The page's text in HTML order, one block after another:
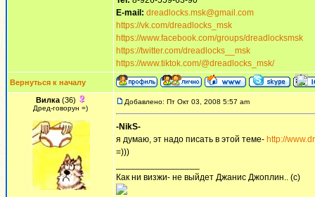
E-mail: dreadlocks.msk@gmail.com
https://vk.com/dreadlocks_msk
https://www.facebook.com/groups/dreadlocksmsk
https://twitter.com/dreadlocks__msk
https://www.tiktok.com/@dreadlocks_msk/
Вернуться к началу
Вилка(36)
Дред-говорун =)
Добавлено: Пт Окт 03, 2008 5:57 am
-NikS-
я думаю, эт надо писать в этой теме- http://
=)))
Как ни визжи- не выйдет Джанис Джоплин.. (с)